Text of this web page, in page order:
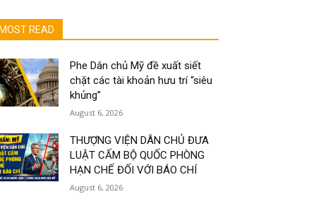
MOST READ
Phe Dân chủ Mỹ đề xuất siết
chặt các tài khoản hưu trí “siêu
khủng”
August 6, 2026
THƯỢNG VIỆN DÂN CHỦ ĐƯA
LUẬT CẤM BỘ QUỐC PHÒNG
HẠN CHẾ ĐỐI VỚI BÁO CHÍ
August 6, 2026